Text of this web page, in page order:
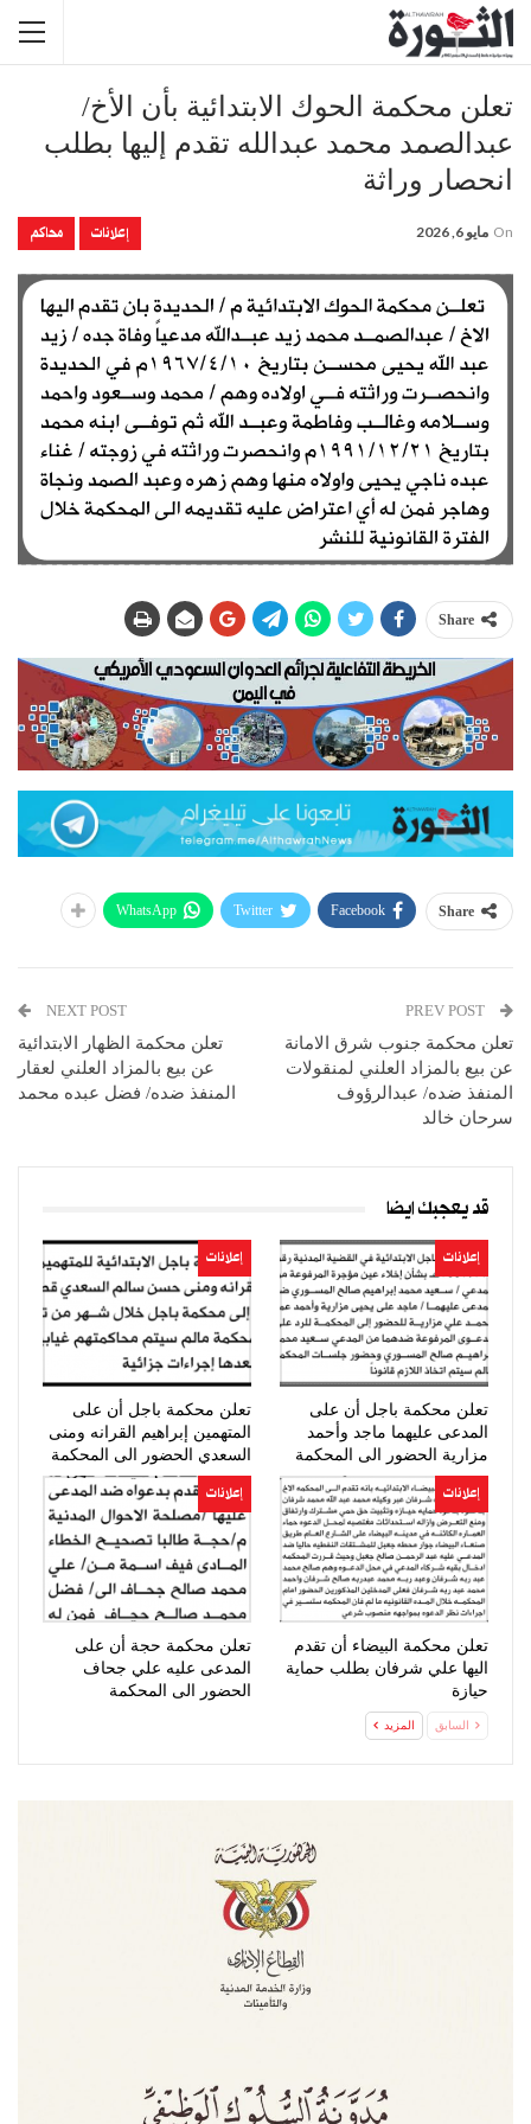
تعلن محكمة الحوك الابتدائية بأن الأخ/
عبدالصمد محمد عبدالله تقدم إليها بطلب
انحصار وراثة
إعلانات محاكم On مايو 6, 2026
Share
Share
Facebook
Twitter
WhatsApp
تعلن محكمة جنوب شرق الامانة
عن بيع بالمزاد العلني لمنقولات
المنفذ ضده/ عبدالرؤوف
سرحان خالد
NEXT POST
تعلن محكمة الظهار الابتدائية
عن بيع بالمزاد العلني لعقار
المنفذ ضده/ فضل عبده محمد
قد يعجبك ايضا
إعلانات
تعلن محكمة باجل أن على
المدعى عليهما ماجد وأحمد
مزارية الحضور الى المحكمة
إعلانات
تعلن محكمة باجل أن على
المتهمين إبراهيم القرانه ومنى
السعدي الحضور الى المحكمة
إعلانات
تعلن محكمة البيضاء أن تقدم
اليها علي شرفان بطلب حماية
حيازة
إعلانات
تعلن محكمة حجة أن على
المدعى عليه علي جحاف
الحضور الى المحكمة
السابق المزيد